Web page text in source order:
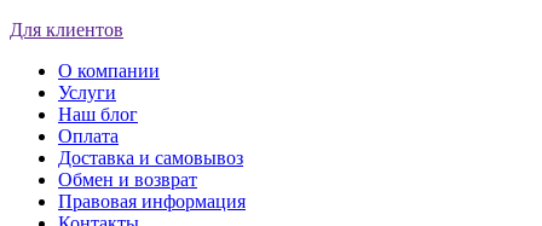
Для клиентов
О компании
Услуги
Наш блог
Оплата
Доставка и самовывоз
Обмен и возврат
Правовая информация